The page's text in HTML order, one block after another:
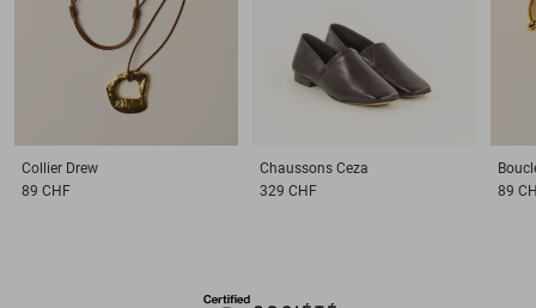
Collier Drew
89 CHF
Chaussons Ceza
329 CHF
89